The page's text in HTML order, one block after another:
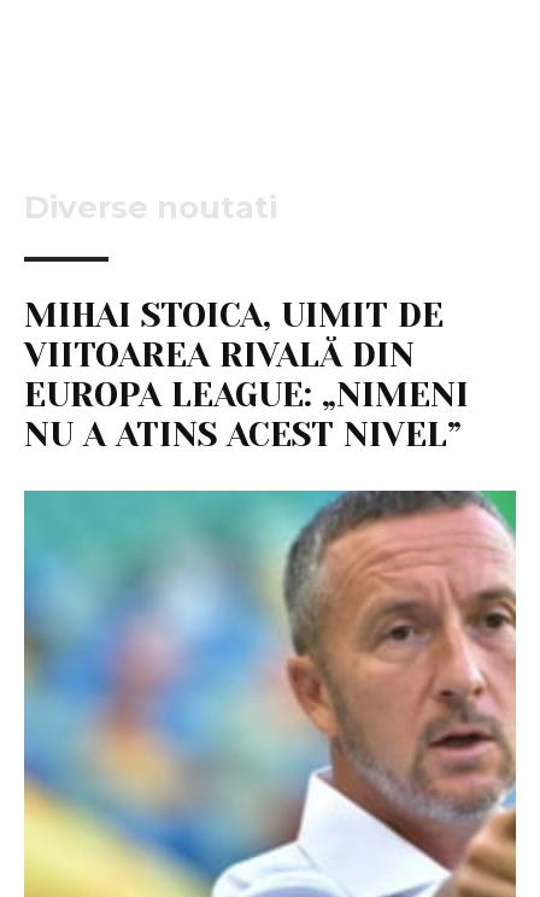
Diverse noutati
MIHAI STOICA, UIMIT DE
VIITOAREA RIVALĂ DIN
EUROPA LEAGUE: „NIMENI
NU A ATINS ACEST NIVEL”